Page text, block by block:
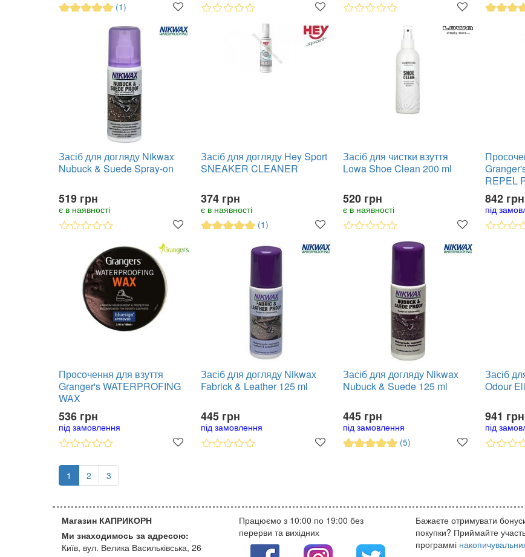
(1)
Засіб для догляду Nikwax
Nubuck & Suede Spray-on
519 грн
є в наявності
Засіб для догляду Hey Sport
SNEAKER CLEANER
374 грн
є в наявності
(1)
Засіб для чистки взуття
Lowa Shoe Clean 200 ml
520 грн
є в наявності
REPEL
842 грн
під
Просочення для взуття
Granger's WATERPROFING
WAX
536 грн
під замовлення
Засіб для догляду Nikwax
Fabrick & Leather 125 ml
445 грн
під замовлення
Засіб для догляду Nikwax
Nubuck & Suede 125 ml
445 грн
під замовлення
(5)
Засіб
Odour
941 грн
під
1 2 3
Магазин КАПРИКОРН
Ми знаходимось за адресою:
Київ, вул. Велика Васильківська, 26
Працюємо з 10:00 по 19:00 без
перерви та вихідних
Бажаєте отримувати
покупки? Приймайте
программі